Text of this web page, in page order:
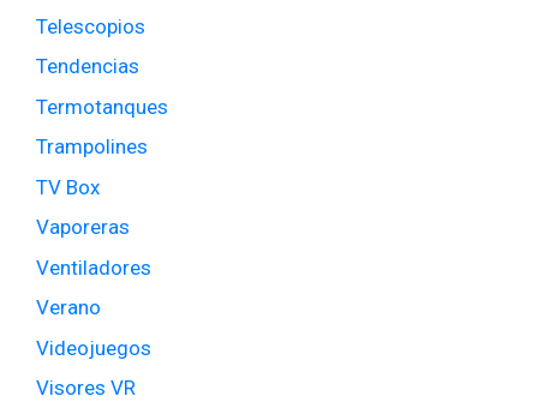
Telescopios
Tendencias
Termotanques
Trampolines
TV Box
Vaporeras
Ventiladores
Verano
Videojuegos
Visores VR